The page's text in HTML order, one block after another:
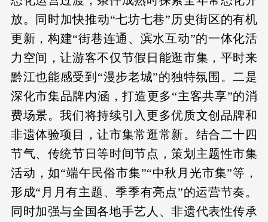
放。同时加快推动“七坊七巷”历史街区的有机
更新，构建“街巷连通、滨水互动”的一体化活
力空间，让游客不仅节假日能逛市集，平时来
黔江也能感受到“漫步老城”的独特氛围。二是
深化市集品牌内涵，打造更多“主客共享”的消
费场景。我们将持续引入更多优质文创品牌和
非遗体验项目，让市集常逛常新。结合二十四
节气、传统节日等时间节点，策划主题性市集
活动，如“端午民俗市集”“中秋月光市集”等，
形成“月月有主题、季季有亮点”的运营节奏。
同时加强与全国各地手艺人、非遗代表性传承